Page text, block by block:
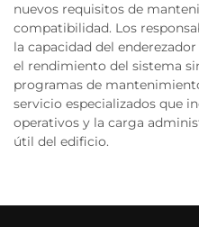
nuevos requisitos de
compatibilidad. Los
la capacidad del
el rendimiento del sistema
programas de
servicio especializados que
operativos y la carga
útil del edificio.